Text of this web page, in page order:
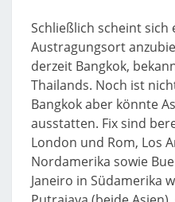
Schließlich scheint sich
Austragungsort
derzeit Bangkok,
Thailands. Noch ist
Bangkok aber könnte
ausstatten. Fix sind
London und Rom, Los
Nordamerika sowie
Janeiro in Südamerika